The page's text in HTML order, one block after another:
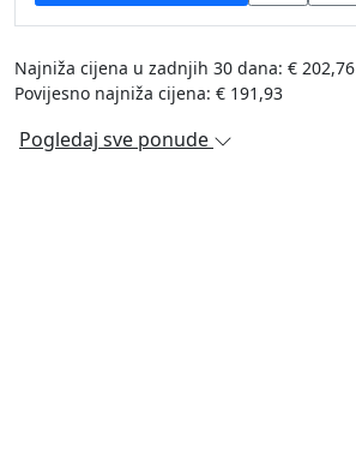
Najniža cijena u zadnjih 30 dana: € 202,76
Povijesno najniža cijena: € 191,93
Pogledaj sve ponude